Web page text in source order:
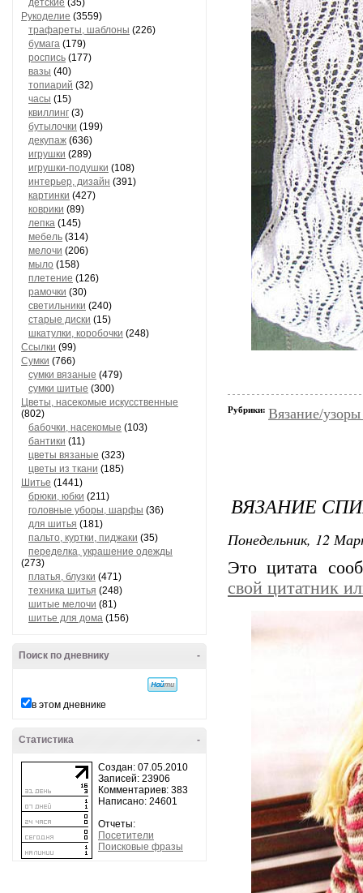
детские (35)
Рукоделие (3559)
трафареты, шаблоны (226)
бумага (179)
роспись (177)
вазы (40)
топиарий (32)
часы (15)
квиллинг (3)
бутылочки (199)
декупаж (636)
игрушки (289)
игрушки-подушки (108)
интерьер, дизайн (391)
картинки (427)
коврики (89)
лепка (145)
мебель (314)
мелочи (206)
мыло (158)
плетение (126)
рамочки (30)
светильники (240)
старые диски (15)
шкатулки, коробочки (248)
Ссылки (99)
Сумки (766)
сумки вязаные (479)
сумки шитые (300)
Цветы, насекомые искусственные
(802)
бабочки, насекомые (103)
бантики (11)
цветы вязаные (323)
цветы из ткани (185)
Шитье (1441)
брюки, юбки (211)
головные уборы, шарфы (36)
для шитья (181)
пальто, куртки, пиджаки (35)
переделка, украшение одежды
(273)
платья, блузки (471)
техника шитья (248)
шитые мелочи (81)
шитье для дома (156)
-
Поиск по дневнику
в этом дневнике
-
Статистика
Создан: 07.05.2010
Записей: 23906
Комментариев: 383
Написано: 24601
Отчеты:
Посетители
Поисковые фразы
Рубрики: Вязание/
ВЯЗАНИЕ
Понедельник, 12
Это цитата
свой цитатник